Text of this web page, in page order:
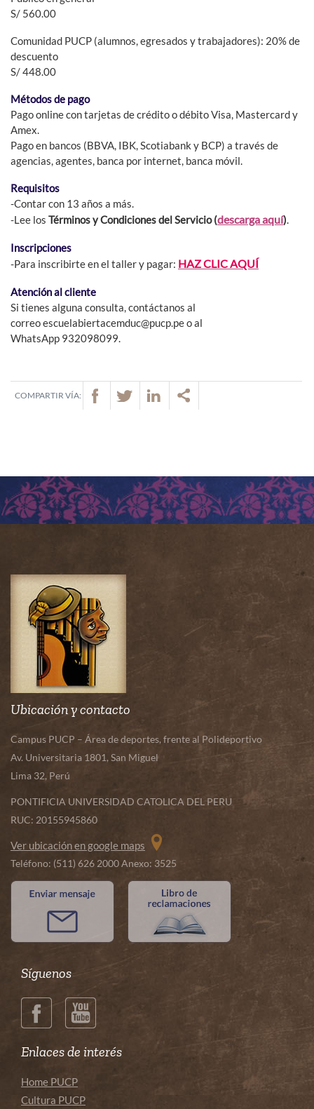
S/ 560.00
Comunidad PUCP (alumnos, egresados y trabajadores): 20% de
descuento
S/ 448.00
Métodos de pago
Pago online con tarjetas de crédito o débito Visa, Mastercard y
Amex.
Pago en bancos (BBVA, IBK, Scotiabank y BCP) a través de
agencias, agentes, banca por internet, banca móvil.
Requisitos
-Contar con 13 años a más.
-Lee los Términos y Condiciones del Servicio (descarga aquí).
Inscripciones
-Para inscribirte en el taller y pagar: HAZ CLIC AQUÍ
Atención al cliente
Si tienes alguna consulta, contáctanos al
correo escuelabiertacemduc@pucp.pe o al
WhatsApp 932098099.
COMPARTIR VÍA:
Ubicación y contacto
Campus PUCP – Área de deportes, frente al Polideportivo
Av. Universitaria 1801, San Miguel
Lima 32, Perú
PONTIFICIA UNIVERSIDAD CATOLICA DEL PERU
RUC: 20155945860
Ver ubicación en google maps
Teléfono: (511) 626 2000 Anexo: 3525
Síguenos
Enlaces de interés
Home PUCP
Cultura PUCP